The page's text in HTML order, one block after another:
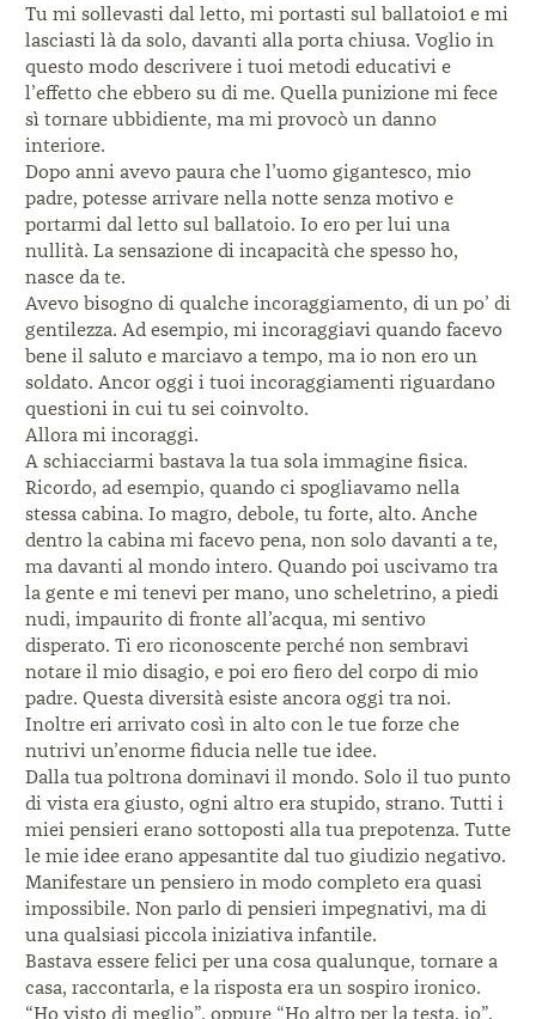
Tu mi sollevasti dal letto, mi portasti sul ballatoio1 e mi
lasciasti là da solo, davanti alla porta chiusa. Voglio in
questo modo descrivere i tuoi metodi educativi e
l’effetto che ebbero su di me. Quella punizione mi fece
sì tornare ubbidiente, ma mi provocò un danno
interiore.
Dopo anni avevo paura che l’uomo gigantesco, mio
padre, potesse arrivare nella notte senza motivo e
portarmi dal letto sul ballatoio. Io ero per lui una
nullità. La sensazione di incapacità che spesso ho,
nasce da te.
Avevo bisogno di qualche incoraggiamento, di un po’ di
gentilezza. Ad esempio, mi incoraggiavi quando facevo
bene il saluto e marciavo a tempo, ma io non ero un
soldato. Ancor oggi i tuoi incoraggiamenti riguardano
questioni in cui tu sei coinvolto.
Allora mi incoraggi.
A schiacciarmi bastava la tua sola immagine fisica.
Ricordo, ad esempio, quando ci spogliavamo nella
stessa cabina. Io magro, debole, tu forte, alto. Anche
dentro la cabina mi facevo pena, non solo davanti a te,
ma davanti al mondo intero. Quando poi uscivamo tra
la gente e mi tenevi per mano, uno scheletrino, a piedi
nudi, impaurito di fronte all’acqua, mi sentivo
disperato. Ti ero riconoscente perché non sembravi
notare il mio disagio, e poi ero fiero del corpo di mio
padre. Questa diversità esiste ancora oggi tra noi.
Inoltre eri arrivato così in alto con le tue forze che
nutrivi un’enorme fiducia nelle tue idee.
Dalla tua poltrona dominavi il mondo. Solo il tuo punto
di vista era giusto, ogni altro era stupido, strano. Tutti i
miei pensieri erano sottoposti alla tua prepotenza. Tutte
le mie idee erano appesantite dal tuo giudizio negativo.
Manifestare un pensiero in modo completo era quasi
impossibile. Non parlo di pensieri impegnativi, ma di
una qualsiasi piccola iniziativa infantile.
Bastava essere felici per una cosa qualunque, tornare a
casa, raccontarla, e la risposta era un sospiro ironico.
“Ho visto di meglio”, oppure “Ho altro per la testa, io”.